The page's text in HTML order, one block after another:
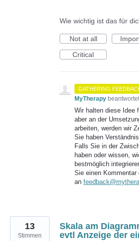
Wie wichtig ist das für
Not at all
Critical
GATHERING
MyTherapy beantwortet
Wir halten diese Idee
aber an der
arbeiten, werden wir
Sie haben
Falls Sie in der
haben oder wissen,
bestmöglich
Sie einen Kommentar
an
Skala am
evtl Anzeige der
13
Stimmen